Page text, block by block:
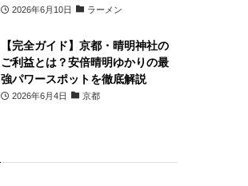
2026年6月10日 ラーメン
【完全ガイド】京都・晴明神社の
ご利益とは？安倍晴明ゆかりの最
強パワースポットを徹底解説
2026年6月4日 京都